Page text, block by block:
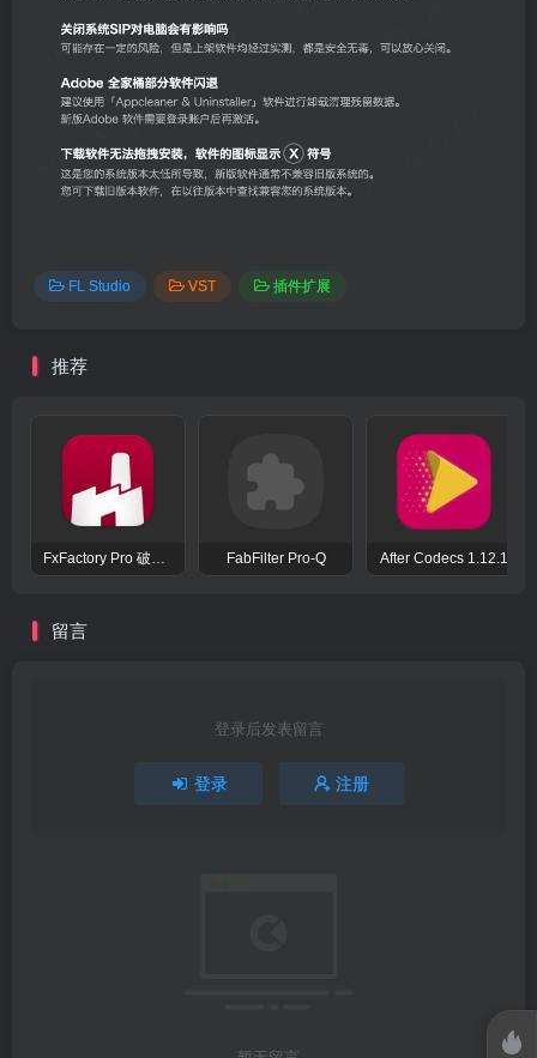
FL Studio VST 插件扩展
推荐
FxFactory Pro 破解版 视觉效果插件工具包 FabFilter Pro-Q After Codecs 1.12.1
留言
登录后发表留言
登录 注册